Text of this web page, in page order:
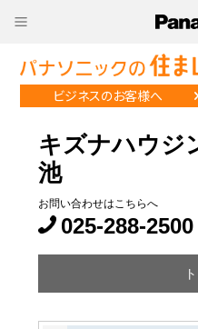
ビジネスのお客様へ
キズナハウ
池
お問い合わせはこちらへ
025-288-2500